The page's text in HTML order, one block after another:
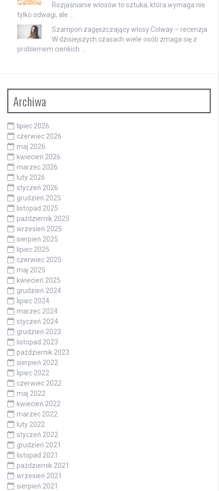
Rozjaśnianie włosów to sztuka, która wymaga nie
tylko odwagi, ale …
Szampon zagęszczający włosy Colway – recenzja
W dzisiejszych czasach wiele osób zmaga się z
problemem cienkich …
Archiwa
lipiec 2026
czerwiec 2026
maj 2026
kwiecień 2026
marzec 2026
luty 2026
styczeń 2026
grudzień 2025
listopad 2025
październik 2025
wrzesień 2025
sierpień 2025
lipiec 2025
czerwiec 2025
maj 2025
kwiecień 2025
grudzień 2024
lipiec 2024
marzec 2024
styczeń 2024
grudzień 2023
listopad 2023
październik 2023
sierpień 2022
lipiec 2022
czerwiec 2022
maj 2022
kwiecień 2022
marzec 2022
luty 2022
styczeń 2022
grudzień 2021
listopad 2021
październik 2021
wrzesień 2021
sierpień 2021